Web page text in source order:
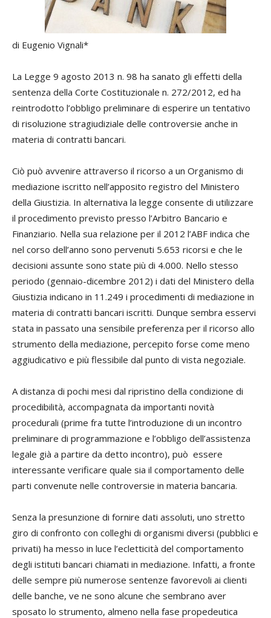
di Eugenio Vignali*
La Legge 9 agosto 2013 n. 98 ha sanato gli effetti della
sentenza della Corte Costituzionale n. 272/2012, ed ha
reintrodotto l’obbligo preliminare di esperire un tentativo
di risoluzione stragiudiziale delle controversie anche in
materia di contratti bancari.
Ciò può avvenire attraverso il ricorso a un Organismo di
mediazione iscritto nell’apposito registro del Ministero
della Giustizia. In alternativa la legge consente di utilizzare
il procedimento previsto presso l’Arbitro Bancario e
Finanziario. Nella sua relazione per il 2012 l’ABF indica che
nel corso dell’anno sono pervenuti 5.653 ricorsi e che le
decisioni assunte sono state più di 4.000. Nello stesso
periodo (gennaio-dicembre 2012) i dati del Ministero della
Giustizia indicano in 11.249 i procedimenti di mediazione in
materia di contratti bancari iscritti. Dunque sembra esservi
stata in passato una sensibile preferenza per il ricorso allo
strumento della mediazione, percepito forse come meno
aggiudicativo e più flessibile dal punto di vista negoziale.
A distanza di pochi mesi dal ripristino della condizione di
procedibilità, accompagnata da importanti novità
procedurali (prime fra tutte l’introduzione di un incontro
preliminare di programmazione e l’obbligo dell’assistenza
legale già a partire da detto incontro), può essere
interessante verificare quale sia il comportamento delle
parti convenute nelle controversie in materia bancaria.
Senza la presunzione di fornire dati assoluti, uno stretto
giro di confronto con colleghi di organismi diversi (pubblici e
privati) ha messo in luce l’ecletticità del comportamento
degli istituti bancari chiamati in mediazione. Infatti, a fronte
delle sempre più numerose sentenze favorevoli ai clienti
delle banche, ve ne sono alcune che sembrano aver
sposato lo strumento, almeno nella fase propedeutica